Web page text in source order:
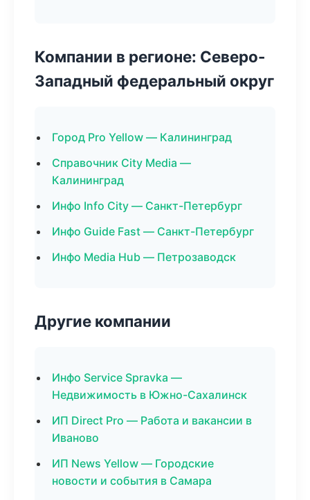
Компании в регионе: Северо-
Западный федеральный округ
Город Pro Yellow — Калининград
Справочник City Media —
Калининград
Инфо Info City — Санкт-Петербург
Инфо Guide Fast — Санкт-Петербург
Инфо Media Hub — Петрозаводск
Другие компании
Инфо Service Spravka —
Недвижимость в Южно-Сахалинск
ИП Direct Pro — Работа и вакансии в
Иваново
ИП News Yellow — Городские
новости и события в Самара